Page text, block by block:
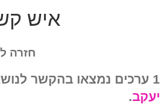
איש
חזרה
1 ערכים נמצאו בהקשר לנושא:
יעקב.